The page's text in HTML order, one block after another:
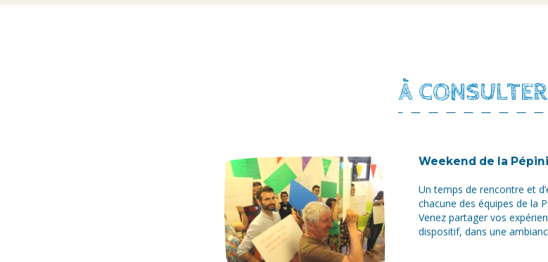
À CONSULTER
Weekend de la
Un temps de rencontre et
chacune des équipes de la
Venez partager vos
dispositif, dans une